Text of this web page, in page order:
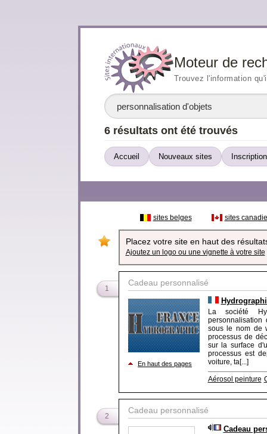
Moteur de
Trouvez l'information
6 résultats ont été trouvés
Accueil Nouveaux sites
sites belges sites
Placez votre site en haut des
Ajoutez un logo ou une vignette à votre site
1
Cadeau personnalisé
En haut des pages
La société
sous le nom de
processus de
sur la surface
processus est
voiture, ta[...]
Aérosol peinture
2
Cadeau personnalisé
Cadeau